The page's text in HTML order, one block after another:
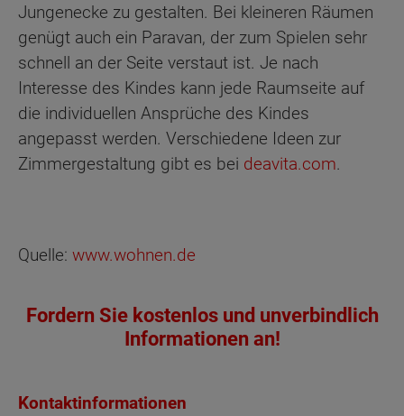
Jungenecke zu gestalten. Bei kleineren Räumen
genügt auch ein Paravan, der zum Spielen sehr
schnell an der Seite verstaut ist. Je nach
Interesse des Kindes kann jede Raumseite auf
die individuellen Ansprüche des Kindes
angepasst werden. Verschiedene Ideen zur
Zimmergestaltung gibt es bei deavita.com.
Quelle: www.wohnen.de
Fordern Sie kostenlos und unverbindlich
Informationen an!
Kontaktinformationen